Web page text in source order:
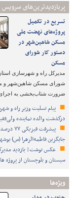
پربازدیدترین‌های سرویس
تسریع در تکمیل
پروژه‌های نهضت ملی
مسکن شاهین‌شهر در
دستور کار شورای
مسکن
مدیرکل راه و شهرسازی
شورای مسکن شاهین‌شهر و
ضرورت شتاب‌بخشی به
پیام تسلیت وزیر راه و
درگذشت والده نماینده
پیشرفت
جایگزین فاطمه‌الزهرا (س)
عکس نوشت| بازدید
سیستان و بلوچستان از
ویژه‌ها